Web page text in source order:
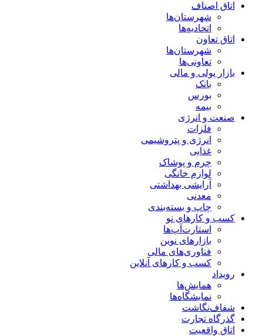
اتاق اصناف
شهرستان‌ها
اتحادیه‌ها
اتاق تعاون
شهرستان‌ها
تعاونی‌ها
بازار پولی و مالی
بانک
بورس
بیمه
صنعت و انرژی
فلزات
انرژی و پتروشیمی
غذایی
چرم و پوشاک
لوازم خانگی
آرایشی بهداشتی
معدنی
چاپ و بسته‌بندی
کسب و کارهای نو
استارت‌آپ‌ها
بازارهای نوین
فناوری‌های مالی
کسب و کارهای آنلاین
رویداد
همایش‌ها
نمایشگاه‌ها
شفاف‌نگاشت
گذرگاه تجارت
اتاق واقعیت